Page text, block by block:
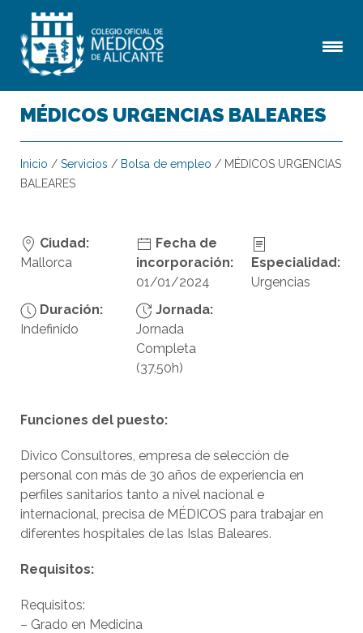
MÉDICOS URGENCIAS BALEARES
Inicio / Servicios / Bolsa de empleo / MÉDICOS URGENCIAS
BALEARES
Ciudad:
Mallorca
Fecha de
incorporación:
01/01/2024
Especialidad:
Urgencias
Duración:
Indefinido
Jornada:
Jornada
Completa
(37.50h)
Funciones del puesto:
Divico Consultores, empresa de selección de
personal con más de 30 años de experiencia en
perfiles sanitarios tanto a nivel nacional e
internacional, precisa de MÉDICOS para trabajar en
diferentes hospitales de las Islas Baleares.
Requisitos:
Requisitos:
– Grado en Medicina